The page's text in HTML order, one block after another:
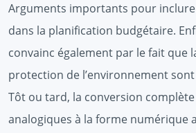
Arguments importants pour inclure
dans la planification budgétaire.
convainc également par le fait que
protection de l’environnement
Tôt ou tard, la conversion
analogiques à la forme numérique